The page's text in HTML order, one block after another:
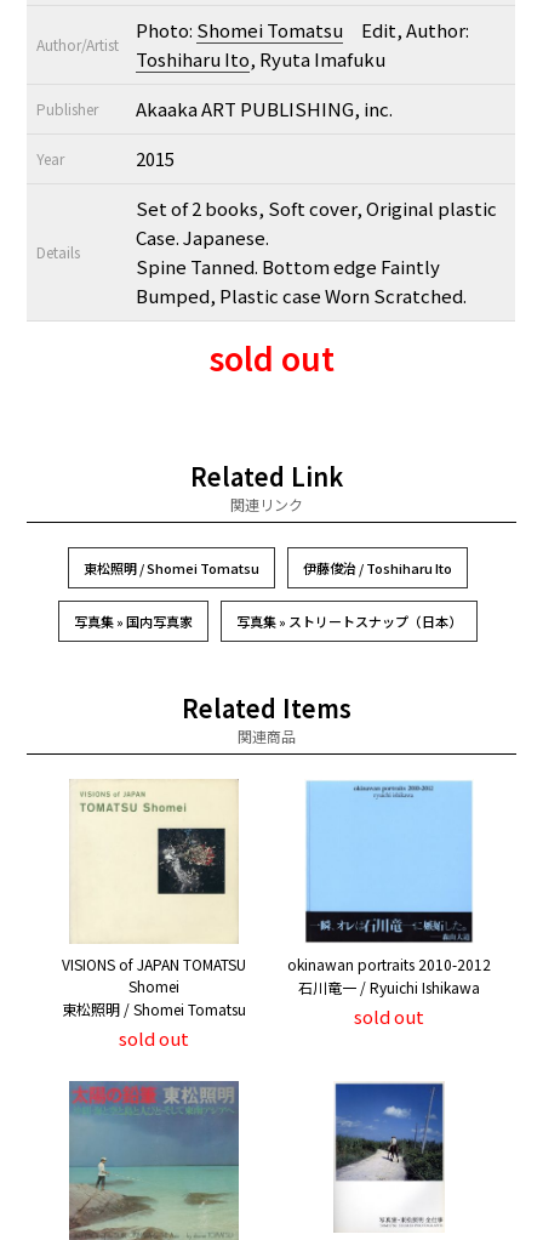
Author/Artist
Photo: Shomei Tomatsu Edit, Author:
Toshiharu Ito, Ryuta Imafuku
Publisher Akaaka ART PUBLISHING, inc.
Year 2015
Details
Set of 2 books, Soft cover, Original plastic
Case. Japanese.
Spine Tanned. Bottom edge Faintly
Bumped, Plastic case Worn Scratched.
sold out
Related Link
関連リンク
東松照明 / Shomei Tomatsu 伊藤俊治 / Toshiharu Ito
写真集 » 国内写真家 写真集 » ストリートスナップ（日本）
Related Items
関連商品
VISIONS of JAPAN TOMATSU
Shomei
東松照明 / Shomei Tomatsu
sold out
okinawan portraits 2010-2012
石川竜一 / Ryuichi Ishikawa
sold out